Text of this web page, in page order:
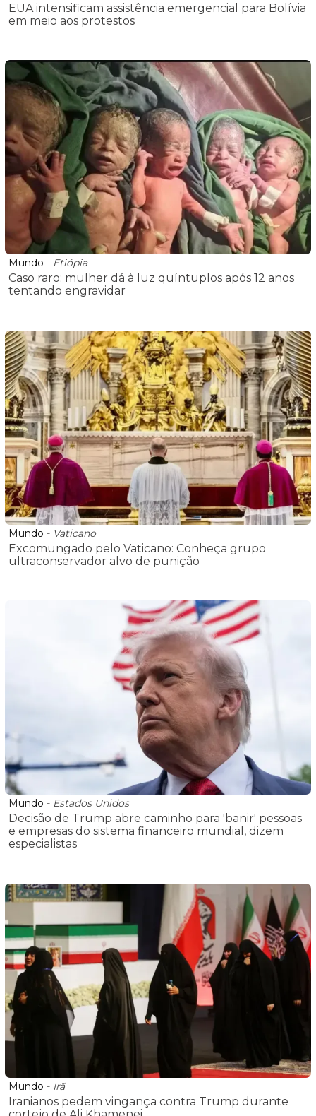
EUA intensificam assistência emergencial para Bolívia
em meio aos protestos
Mundo - Etiópia
Caso raro: mulher dá à luz quíntuplos após 12 anos
tentando engravidar
Mundo - Vaticano
Excomungado pelo Vaticano: Conheça grupo
ultraconservador alvo de punição
Mundo - Estados Unidos
Decisão de Trump abre caminho para 'banir' pessoas
e empresas do sistema financeiro mundial, dizem
especialistas
Mundo - Irã
Iranianos pedem vingança contra Trump durante